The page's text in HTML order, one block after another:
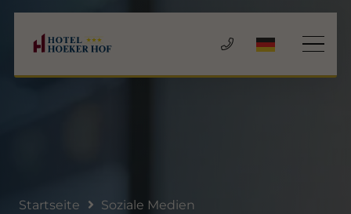
Startseite Soziale Medien